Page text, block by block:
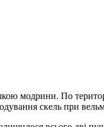
модрини. По
скель при